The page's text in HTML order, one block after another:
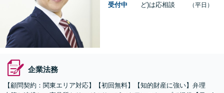
受付中
ど)は応相談
（平日）
企業法務
【顧問契約：関東エリア対応】【初回無料】【知的財産に強い】弁理